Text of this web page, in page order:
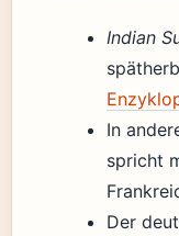
Indian
In
spricht
Der